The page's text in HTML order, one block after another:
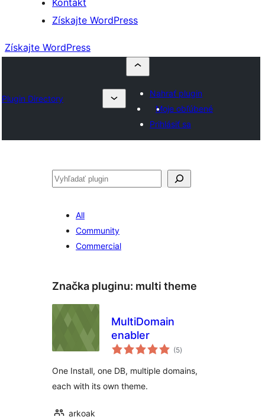
Kontakt
Získajte WordPress
Získajte WordPress
Plugin Directory
Nahrať plugin
Moje obľúbené
Prihlásiť sa
Hľadať
All
Community
Commercial
Značka pluginu: multi theme
MultiDomain
enabler
(5celkové
hodnotenie
)
One Install, one DB, multiple domains,
each with its own theme.
arkoak